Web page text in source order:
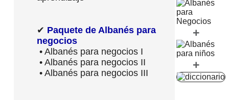
✔ Paquete de Albanés para
negocios
• Albanés para negocios I
• Albanés para negocios II
• Albanés para negocios III
+
+